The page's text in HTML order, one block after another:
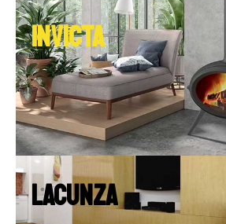
INVICTA
LACUNZA